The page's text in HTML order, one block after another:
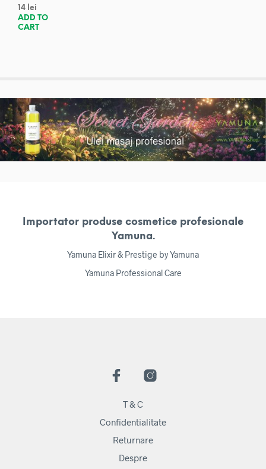
14 lei
ADD TO
CART
Importator produse cosmetice profesionale
Yamuna.
Yamuna Elixir & Prestige by Yamuna
Yamuna Professional Care
T & C
Confidentialitate
Returnare
Despre